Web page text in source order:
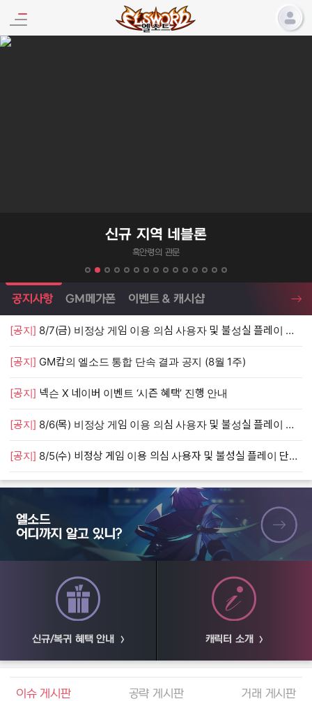
엘소드 프로모션
신규 지역 네블론
흑안령의 관문
엘소드 소식
공지사항 GM메가폰 이벤트 & 캐시샵
[공지] 8/7(금) 비정상 게임 이용 의심 사용자 및 불성실 플레이 단속 안내
[공지] GM캅의 엘소드 통합 단속 결과 공지 (8월 1주)
[공지] 넥슨 X 네이버 이벤트 ‘시즌 혜택’ 진행 안내
[공지] 8/6(목) 비정상 게임 이용 의심 사용자 및 불성실 플레이 단속 안내
[공지] 8/5(수) 비정상 게임 이용 의심 사용자 및 불성실 플레이 단속 안내
엘소드 어디까지 알고 있니?
신규/복귀 혜택 안내 캐릭터 소개
엘소드 커뮤니티
이슈 게시판 공략 게시판 거래 게시판